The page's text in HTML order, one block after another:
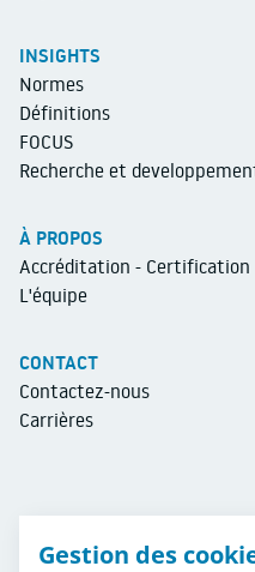
INSIGHTS
Normes
Définitions
FOCUS
Recherche et
À PROPOS
Accréditation - Certification
L'équipe
CONTACT
Contactez-nous
Carrières